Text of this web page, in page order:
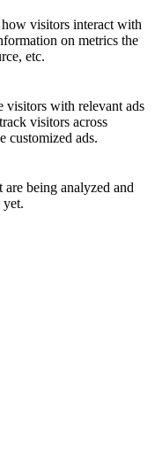
visitors interact with
on metrics the
etc.
visitors with relevant ads
visitors across
customized ads.
are being analyzed and
yet.